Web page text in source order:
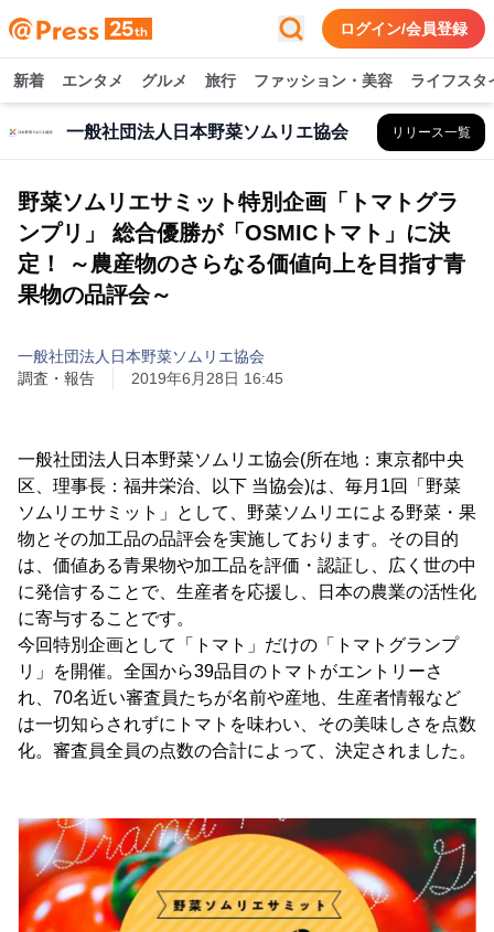
ログイン/会員登録
新着 エンタメ グルメ 旅行 ファッション・美容 ライフスタ
一般社団法人日本野菜ソムリエ協会 リリース一覧
野菜ソムリエサミット特別企画「トマトグラ
ンプリ」 総合優勝が「OSMICトマト」に決
定！ ～農産物のさらなる価値向上を目指す青
果物の品評会～
一般社団法人日本野菜ソムリエ協会
調査・報告
2019年6月28日 16:45
一般社団法人日本野菜ソムリエ協会(所在地：東京都中央
区、理事長：福井栄治、以下 当協会)は、毎月1回「野菜
ソムリエサミット」として、野菜ソムリエによる野菜・果
物とその加工品の品評会を実施しております。その目的
は、価値ある青果物や加工品を評価・認証し、広く世の中
に発信することで、生産者を応援し、日本の農業の活性化
に寄与することです。
今回特別企画として「トマト」だけの「トマトグランプ
リ」を開催。全国から39品目のトマトがエントリーさ
れ、70名近い審査員たちが名前や産地、生産者情報など
は一切知らされずにトマトを味わい、その美味しさを点数
化。審査員全員の点数の合計によって、決定されました。